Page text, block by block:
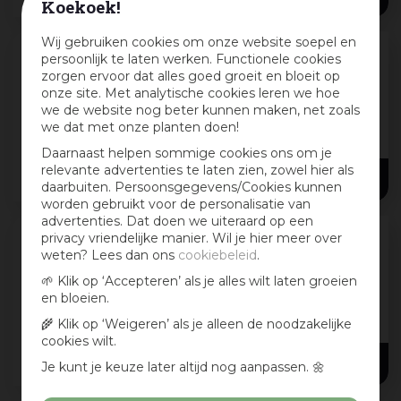
Koekoek!
Wij gebruiken cookies om onze website soepel en
persoonlijk te laten werken. Functionele cookies
zorgen ervoor dat alles goed groeit en bloeit op
onze site. Met analytische cookies leren we hoe
we de website nog beter kunnen maken, net zoals
we dat met onze planten doen!
Daarnaast helpen sommige cookies ons om je
relevante advertenties te laten zien, zowel hier als
daarbuiten. Persoonsgegevens/Cookies kunnen
worden gebruikt voor de personalisatie van
advertenties. Dat doen we uiteraard op een
privacy vriendelijke manier. Wil je hier meer over
weten? Lees dan ons cookiebeleid.
🌱 Klik op ‘Accepteren’ als je alles wilt laten groeien
en bloeien.
🌾 Klik op ‘Weigeren’ als je alleen de noodzakelijke
cookies wilt.
Je kunt je keuze later altijd nog aanpassen. 🌼
Ecostyle Vliegensticker 4 stuks
Effectief vliegen vangen zonder gif
Vliegen in huis zijn voor velen een grote
irritatie. Naast het gezoem en de bruine stipjes
die je overal ziet, brengen ze ook...
6,69
Vliegenval Venstersticker 4st
Doorzichtige plakstrips zonder insecticide
Bevat geen insecticide, is geurloos Vliegen
worden aangetrokken door de warmte en het
licht, en blijven
5,95